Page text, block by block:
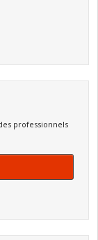
professionnels